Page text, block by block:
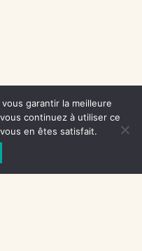
garantir la meilleure
continuez à utiliser ce
en êtes satisfait.